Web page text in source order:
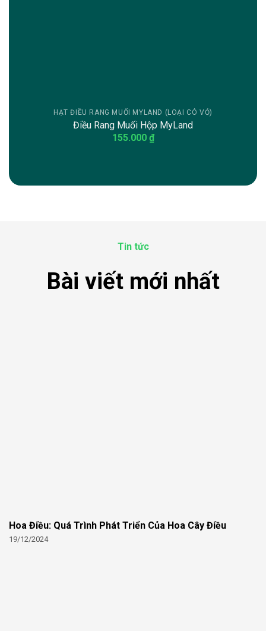
HẠT ĐIỀU RANG MUỐI MYLAND (LOẠI CÓ VỎ)
Điều Rang Muối Hộp MyLand
155.000 ₫
Tin tức
Bài viết mới nhất
Hoa Điều: Quá Trình Phát Triển Của Hoa Cây Điều
19/12/2024